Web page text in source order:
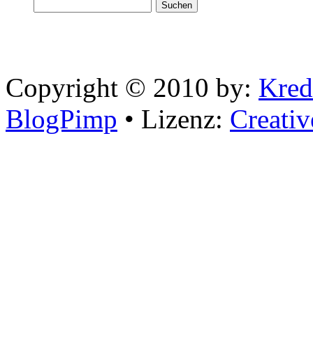
Copyright © 2010 by:
BlogPimp • Lizenz: